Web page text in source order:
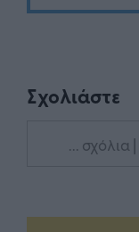
Σχολιάστε
... σχόλια